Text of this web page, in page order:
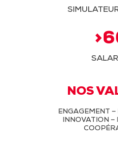
NOS
ENGAGEMENT –
INNOVATION –